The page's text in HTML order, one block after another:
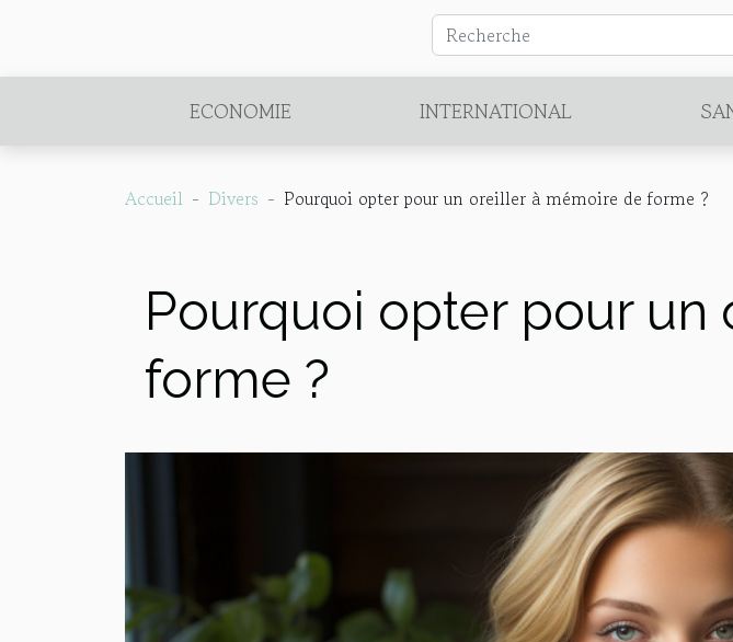
ECONOMIE INTERNATIONAL
Accueil Divers Pourquoi opter pour un oreiller à mémoire de forme ?
Pourquoi opter pour
forme ?